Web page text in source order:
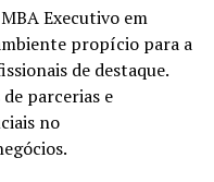
Executivo em
propício para a
de destaque.
parcerias e
no